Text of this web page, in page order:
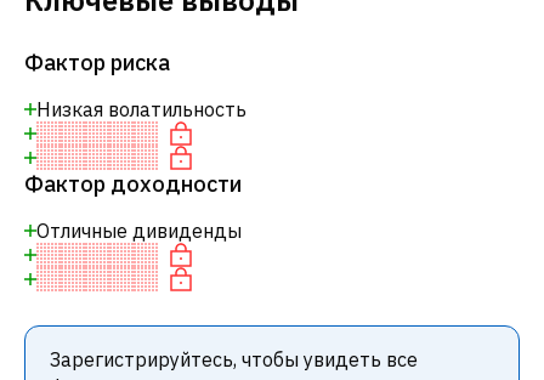
Фактор риска
Низкая волатильность
Фактор доходности
Отличные дивиденды
Зарегистрируйтесь, чтобы увидеть все